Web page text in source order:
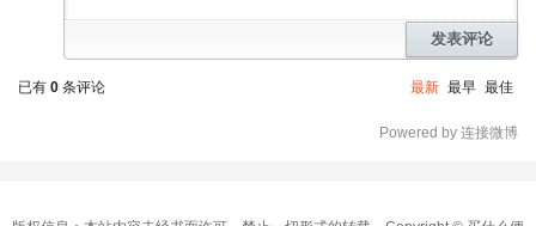
发表评论
已有 0 条评论 最新 最早 最佳
Powered by 连接微博